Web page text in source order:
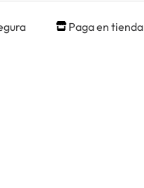
Paga en tienda